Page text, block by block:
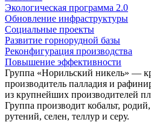
Экологическая программа 2.0
Обновление инфраструктуры
Социальные проекты
Развитие горнорудной базы
Реконфигурация производства
Повышение эффективности
Группа «Норильский никель» —
производитель палладия и
из крупнейших производителей
Группа производит кобальт,
рутений, селен, теллур и серу.